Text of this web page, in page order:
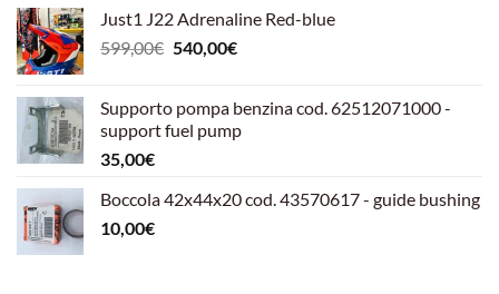
Just1 J22 Adrenaline Red-blue
599,00€ Il
era:
599,00€.
540,00€Il
è:
540,00€.
Supporto pompa benzina cod. 62512071000 -
support fuel pump
35,00€
Boccola 42x44x20 cod. 43570617 - guide bushing
10,00€